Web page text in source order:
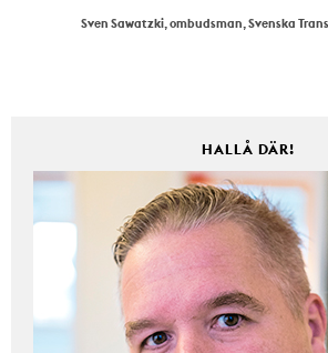
Sven Sawatzki, ombudsman, Svenska
HALLÅ DÄR!